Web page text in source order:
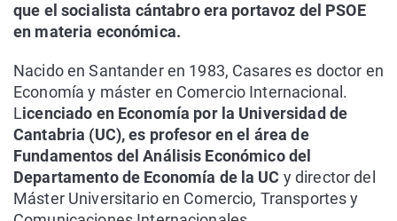
que el socialista cántabro era portavoz del PSOE
en materia económica.
Nacido en Santander en 1983, Casares es doctor en
Economía y máster en Comercio Internacional.
Licenciado en Economía por la Universidad de
Cantabria (UC), es profesor en el área de
Fundamentos del Análisis Económico del
Departamento de Economía de la UC y director del
Máster Universitario en Comercio, Transportes y